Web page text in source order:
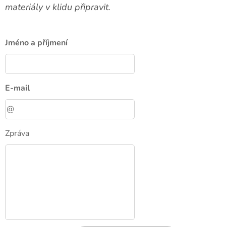
materiály v klidu připravit.
Jméno a příjmení
E-mail
Zpráva